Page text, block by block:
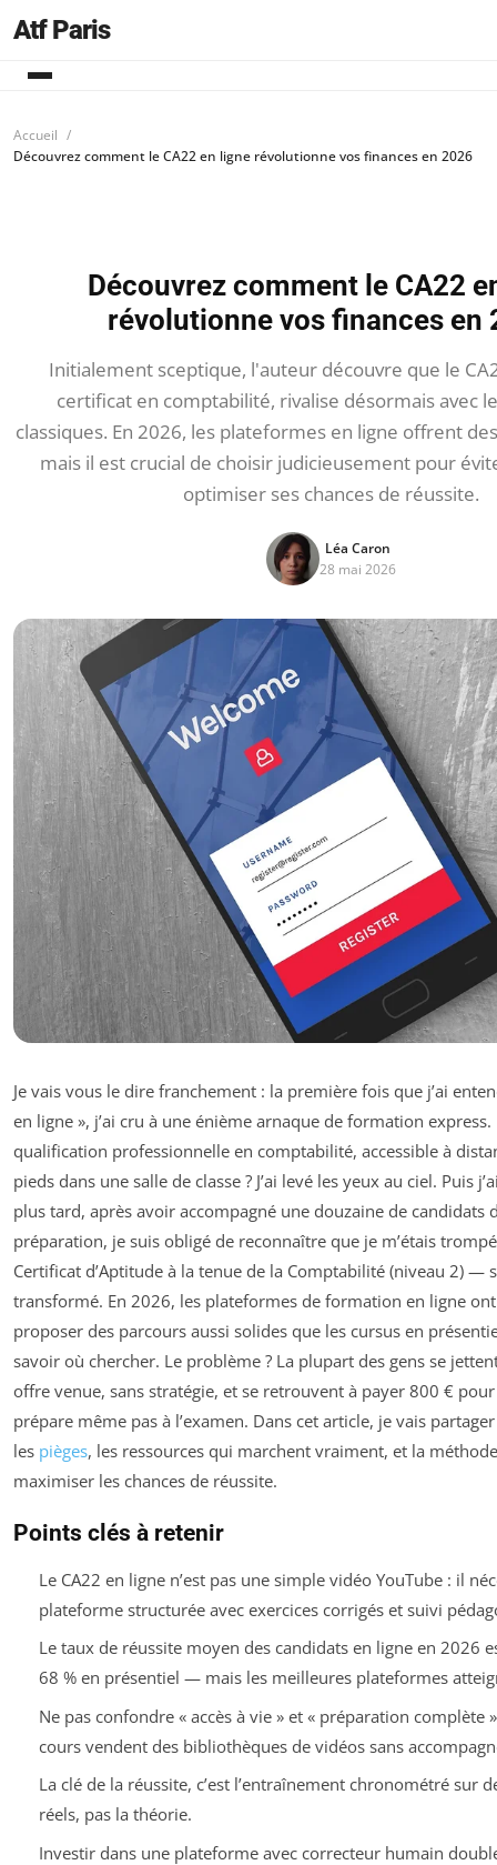
Atf Paris
Accueil
Découvrez comment le CA22 en ligne révolutionne vos finances en 2026
Découvrez comment le CA22
révolutionne vos finances en
Initialement sceptique, l'auteur découvre que le
certificat en comptabilité, rivalise désormais avec
classiques. En 2026, les plateformes en ligne offrent
mais il est crucial de choisir judicieusement pour
optimiser ses chances de réussite.
Léa Caron
28 mai 2026
Je vais vous le dire franchement : la première fois que j’ai
en ligne », j’ai cru à une énième arnaque de formation
qualification professionnelle en comptabilité, accessible à
pieds dans une salle de classe ? J’ai levé les yeux au ciel. Puis
plus tard, après avoir accompagné une douzaine de candidats
préparation, je suis obligé de reconnaître que je m’étais
Certificat d’Aptitude à la tenue de la Comptabilité (niveau 2) —
transformé. En 2026, les plateformes de formation en ligne
proposer des parcours aussi solides que les cursus en
savoir où chercher. Le problème ? La plupart des gens se
offre venue, sans stratégie, et se retrouvent à payer 800 €
prépare même pas à l’examen. Dans cet article, je vais
les pièges, les ressources qui marchent vraiment, et la
maximiser les chances de réussite.
Points clés à retenir
Le CA22 en ligne n’est pas une simple vidéo YouTube : il
plateforme structurée avec exercices corrigés et suivi
Le taux de réussite moyen des candidats en ligne en 2026
68 % en présentiel — mais les meilleures plateformes
Ne pas confondre « accès à vie » et « préparation complète
cours vendent des bibliothèques de vidéos sans
La clé de la réussite, c’est l’entraînement chronométré sur
réels, pas la théorie.
Investir dans une plateforme avec correcteur humain